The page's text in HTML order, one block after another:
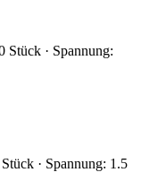
Stück · Spannung:
· Spannung: 1.5